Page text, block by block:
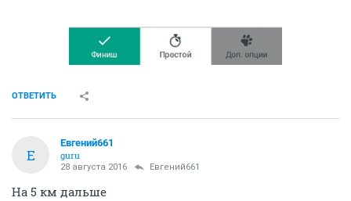
ОТВЕТИТЬ
Е
Евгений661
guru
28 августа 2016 Евгений661
На 5 км дальше